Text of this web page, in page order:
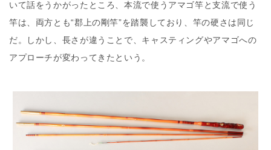
いて話をうかがったところ、本流で使うアマゴ竿と支流で使う
竿は、両方とも“郡上の剛竿”を踏襲しており、竿の硬さは同じ
だ。しかし、長さが違うことで、キャスティングやアマゴへの
アプローチが変わってきたという。